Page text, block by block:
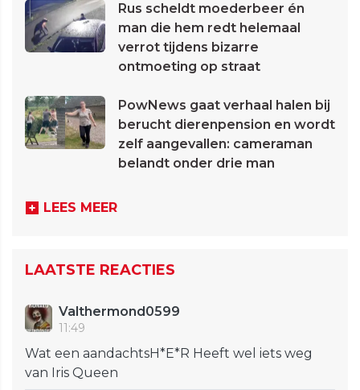
Rus scheldt moederbeer én
man die hem redt helemaal
verrot tijdens bizarre
ontmoeting op straat
PowNews gaat verhaal halen bij
berucht dierenpension en wordt
zelf aangevallen: cameraman
belandt onder drie man
LEES MEER
LAATSTE REACTIES
Valthermond0599
11:49
Wat een aandachtsH*E*R Heeft wel iets weg
van Iris Queen